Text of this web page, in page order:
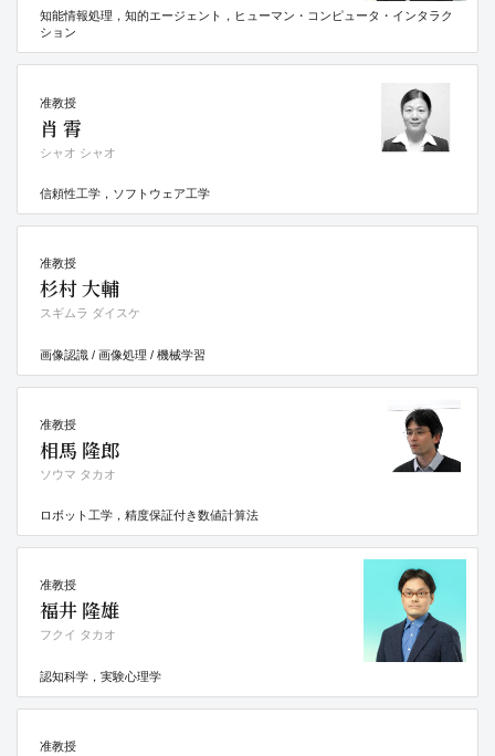
知能情報処理，知的エージェント，ヒューマン・コンピュータ・インタラク
ション
准教授
肖 霄
シャオ シャオ
信頼性工学，ソフトウェア工学
准教授
杉村 大輔
スギムラ ダイスケ
画像認識 / 画像処理 / 機械学習
准教授
相馬 隆郎
ソウマ タカオ
ロボット工学，精度保証付き数値計算法
准教授
福井 隆雄
フクイ タカオ
認知科学，実験心理学
准教授